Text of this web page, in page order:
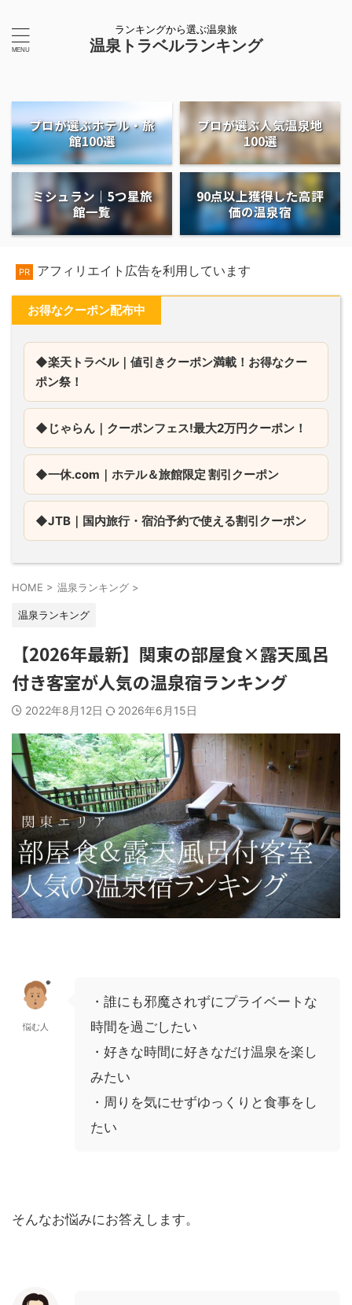
ランキングから選ぶ温泉旅
温泉トラベルランキング
プロが選ぶホテル・旅
館100選
プロが選ぶ人気温泉地
100選
ミシュラン｜5つ星旅
館一覧
90点以上獲得した高評
価の温泉宿
PR アフィリエイト広告を利用しています
お得なクーポン配布中
◆楽天トラベル｜値引きクーポン満載！お得なクー
ポン祭！
◆じゃらん｜ クーポンフェス!最大2万円クーポン！
◆一休.com｜ ホテル＆旅館限定 割引クーポン
◆JTB｜ 国内旅行・宿泊予約で使える割引クーポン
HOME > 温泉ランキング >
温泉ランキング
【2026年最新】関東の部屋食×露天風呂
付き客室が人気の温泉宿ランキング
2022年8月12日 2026年6月15日
悩む人
・誰にも邪魔されずにプライベートな
時間を過ごしたい
・好きな時間に好きなだけ温泉を楽し
みたい
・周りを気にせずゆっくりと食事をし
たい
そんなお悩みにお答えします。